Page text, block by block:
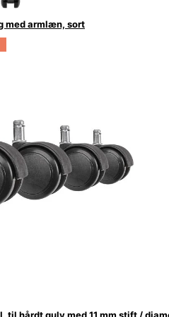
med armlæn, sort
hårdt gulv med 11 mm stift /